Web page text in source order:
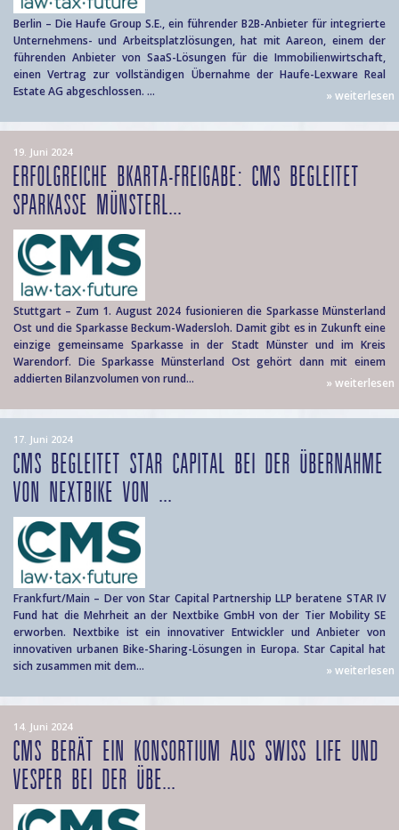
Berlin – Die Haufe Group S.E., ein führender B2B-Anbieter für integrierte
Unternehmens- und Arbeitsplatzlösungen, hat mit Aareon, einem der
führenden Anbieter von SaaS-Lösungen für die Immobilienwirtschaft,
einen Vertrag zur vollständigen Übernahme der Haufe-Lexware Real
Estate AG abgeschlossen. ...
» weiterlesen
19. Juni 2024
ERFOLGREICHE BKARTA-FREIGABE: CMS BEGLEITET
SPARKASSE MÜNSTERL...
Stuttgart – Zum 1. August 2024 fusionieren die Sparkasse Münsterland
Ost und die Sparkasse Beckum-Wadersloh. Damit gibt es in Zukunft eine
einzige gemeinsame Sparkasse in der Stadt Münster und im Kreis
Warendorf. Die Sparkasse Münsterland Ost gehört dann mit einem
addierten Bilanzvolumen von rund...
» weiterlesen
17. Juni 2024
CMS BEGLEITET STAR CAPITAL BEI DER ÜBERNAHME
VON NEXTBIKE VON ...
Frankfurt/Main – Der von Star Capital Partnership LLP beratene STAR IV
Fund hat die Mehrheit an der Nextbike GmbH von der Tier Mobility SE
erworben. Nextbike ist ein innovativer Entwickler und Anbieter von
innovativen urbanen Bike-Sharing-Lösungen in Europa. Star Capital hat
sich zusammen mit dem...
» weiterlesen
14. Juni 2024
CMS BERÄT EIN KONSORTIUM AUS SWISS LIFE UND
VESPER BEI DER ÜBE...